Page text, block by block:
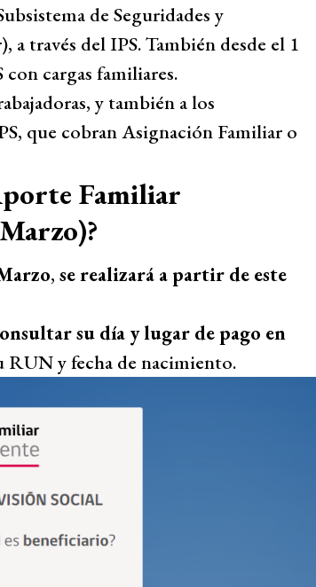
de Seguridades y
través del IPS. También desde el 1
con cargas familiares.
y también a los
que cobran Asignación Familiar o
Familiar
, se realizará a partir de este
su día y lugar de pago en
RUN y fecha de nacimiento.